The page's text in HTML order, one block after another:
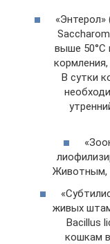
выше 50°С
В сутки
Животным,
живых
Bacillus
кошкам